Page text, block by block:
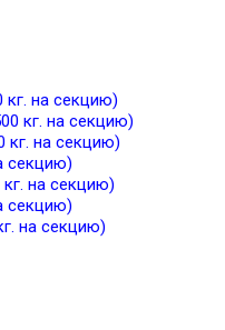
кг. на секцию)
кг. на секцию)
кг. на секцию)
секцию)
на секцию)
секцию)
на секцию)